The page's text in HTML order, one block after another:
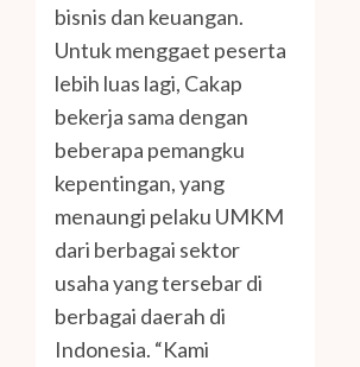
bisnis dan keuangan.
Untuk menggaet peserta
lebih luas lagi, Cakap
bekerja sama dengan
beberapa pemangku
kepentingan, yang
menaungi pelaku UMKM
dari berbagai sektor
usaha yang tersebar di
berbagai daerah di
Indonesia. “Kami